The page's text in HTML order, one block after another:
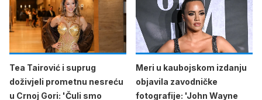
Tea Tairović i suprug
doživjeli prometnu nesreću
u Crnoj Gori: 'Čuli smo
Meri u kaubojskom izdanju
objavila zavodničke
fotografije: 'John Wayne